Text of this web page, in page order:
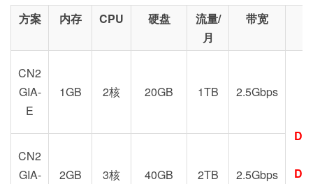
方案 内存 CPU 硬盘
流量/
月
带宽
CN2
GIA-
E
1GB 2核 20GB 1TB 2.5Gbps
CN2
GIA-
2GB 3核 40GB 2TB 2.5Gbps